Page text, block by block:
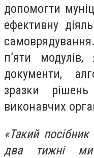
допомогти
ефективну
п’яти модулів,
документи,
зразки
виконавчих
«Такий
два тижні